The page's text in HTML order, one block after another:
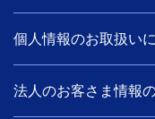
個人情報のお取扱い
法人のお客さま情報